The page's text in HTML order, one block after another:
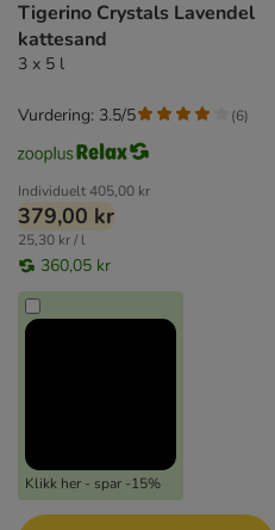
Tigerino Crystals Lavendel
kattesand
3 x 5 l
Individuelt405,00 kr
379,00 kr
25,30 kr / l
360,05 kr
Klikk her - spar -15%
Vurdering: 3.5/5 (6)